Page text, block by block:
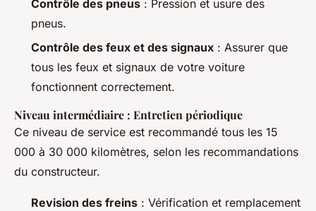
Contrôle des pneus : Pression et usure des
pneus.
Contrôle des feux et des signaux : Assurer que
tous les feux et signaux de votre voiture
fonctionnent correctement.
Niveau intermédiaire : Entretien périodique
Ce niveau de service est recommandé tous les 15
000 à 30 000 kilomètres, selon les recommandations
du constructeur.
Revision des freins : Vérification et remplacement